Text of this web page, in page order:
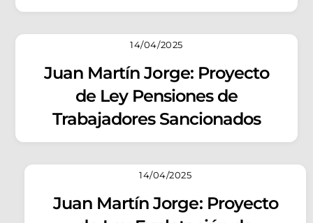
14/04/2025
Juan Martín Jorge: Proyecto
de Ley Pensiones de
Trabajadores Sancionados
14/04/2025
Juan Martín Jorge: Proyecto